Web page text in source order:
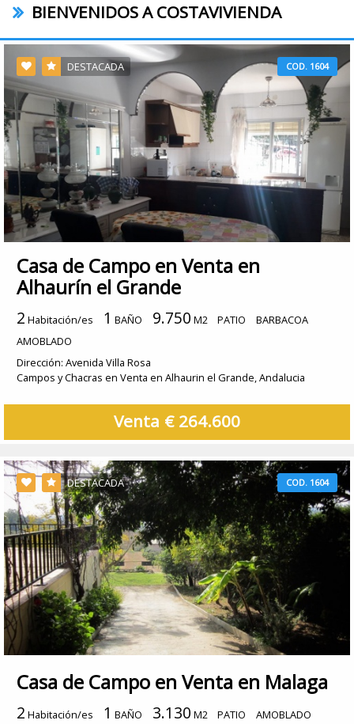
BIENVENIDOS A COSTAVIVIENDA
DESTACADA COD. 1604
Casa de Campo en Venta en
Alhaurín el Grande
2 Habitación/es 1 BAÑO 9.750 M2 PATIO
BARBACOA
AMOBLADO
Dirección: Avenida Villa Rosa
Campos y Chacras en Venta en Alhaurin el Grande, Andalucia
Venta € 264.600
DESTACADA COD. 1604
Casa de Campo en Venta en Malaga
2 Habitación/es 1 BAÑO 3.130 M2 PATIO
AMOBLADO